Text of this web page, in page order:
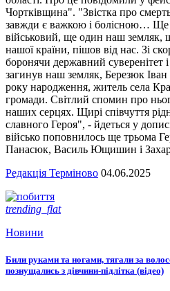
Чортківщина". "Звістка про
завжди є важкою і болісною… Ще
військовий, ще один наш земляк,
нашої країни, пішов від нас. Зі
боронячи державний суверенітет і
загинув наш земляк, Березюк
року народження, житель села
громади. Світлий спомин про
наших серцях. Щирі співчуття
славного Героя", - йдеться у
військо поповнилось ще трьома
Панасюк, Василь Ющишин і
Редакція Терміново 04.06.2025
trending_flat
Новини
Били руками та ногами, тягали за
познущались з дівчини-підлітка (відео)